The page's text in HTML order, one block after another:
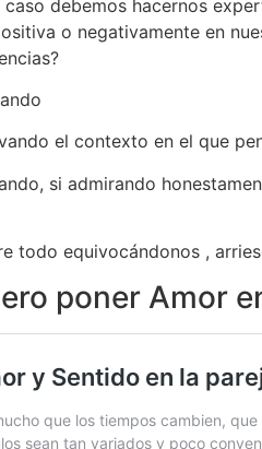
caso debemos hacernos
o negativamente en
el contexto en el que
si admirando
todo equivocándonos ,
poner Amor